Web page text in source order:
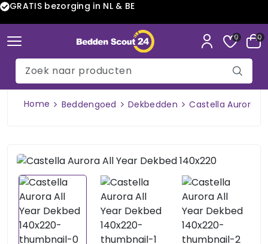
GRATIS bezorging in NL & BE
0 0
Home Beddengoed Dekbedden Castella Aurora